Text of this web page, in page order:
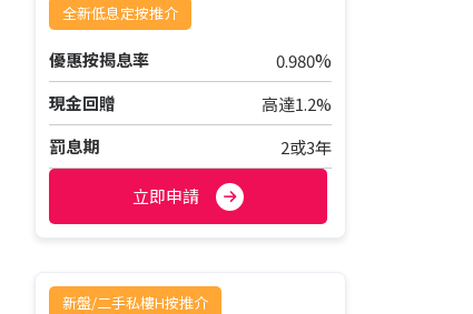
全新低息定按推介
優惠按揭息率 0.980%
現金回贈
高達1.2%
罰息期
2或3年
立即申請
新盤/二手私樓H按推介